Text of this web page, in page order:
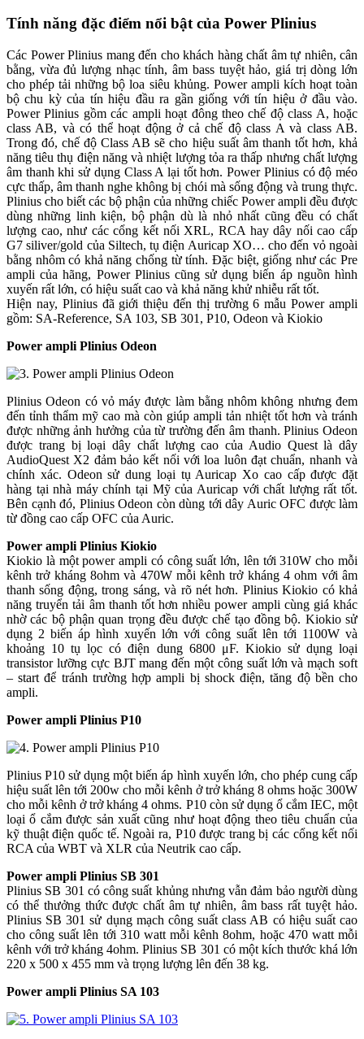
Tính năng đặc điểm nổi bật của Power Plinius
Các Power Plinius mang đến cho khách hàng chất âm tự nhiên, cân
bằng, vừa đủ lượng nhạc tính, âm bass tuyệt hảo, giá trị dòng lớn
cho phép tải những bộ loa siêu khủng. Power ampli kích hoạt toàn
bộ chu kỳ của tín hiệu đầu ra gần giống với tín hiệu ở đầu vào.
Power Plinius gồm các ampli hoạt đông theo chế độ class A, hoặc
class AB, và có thể hoạt động ở cả chế độ class A và class AB.
Trong đó, chế độ Class AB sẽ cho hiệu suất âm thanh tốt hơn, khả
năng tiêu thụ điện năng và nhiệt lượng tỏa ra thấp nhưng chất lượng
âm thanh khi sử dụng Class A lại tốt hơn. Power Plinius có độ méo
cực thấp, âm thanh nghe không bị chói mà sống động và trung thực.
Plinius cho biết các bộ phận của những chiếc Power ampli đều được
dùng những linh kiện, bộ phận dù là nhỏ nhất cũng đều có chất
lượng cao, như các cổng kết nối XRL, RCA hay dây nối cao cấp
G7 siliver/gold của Siltech, tụ điện Auricap XO… cho đến vỏ ngoài
bằng nhôm có khả năng chống từ tính. Đặc biệt, giống như các Pre
ampli của hãng, Power Plinius cũng sử dụng biến áp nguồn hình
xuyến rất lớn, có hiệu suất cao và khả năng khử nhiễu rất tốt.
Hiện nay, Plinius đã giới thiệu đến thị trường 6 mẫu Power ampli
gồm: SA-Reference, SA 103, SB 301, P10, Odeon và Kiokio
Power ampli Plinius Odeon
Plinius Odeon có vỏ máy được làm bằng nhôm không nhưng đem
đến tỉnh thẩm mỹ cao mà còn giúp ampli tản nhiệt tốt hơn và tránh
được những ảnh hưởng của từ trường đến âm thanh. Plinius Odeon
được trang bị loại dây chất lượng cao của Audio Quest là dây
AudioQuest X2 đảm bảo kết nối với loa luôn đạt chuẩn, nhanh và
chính xác. Odeon sử dung loại tụ Auricap Xo cao cấp được đặt
hàng tại nhà máy chính tại Mỹ của Auricap với chất lượng rất tốt.
Bên cạnh đó, Plinius Odeon còn dùng tới dây Auric OFC được làm
từ đồng cao cấp OFC của Auric.
Power ampli Plinius Kiokio
Kiokio là một power ampli có công suất lớn, lên tới 310W cho mỗi
kênh trở kháng 8ohm và 470W mỗi kênh trở kháng 4 ohm với âm
thanh sống động, trong sáng, và rõ nét hơn. Plinius Kiokio có khả
năng truyển tải âm thanh tốt hơn nhiều power ampli cùng giá khác
nhờ các bộ phận quan trọng đều được chế tạo đồng bộ. Kiokio sử
dụng 2 biến áp hình xuyến lớn với công suất lên tới 1100W và
khoảng 10 tụ lọc có điện dung 6800 μF. Kiokio sử dụng loại
transistor lưỡng cực BJT mang đến một công suất lớn và mạch soft
– start để tránh trường hợp ampli bị shock điện, tăng độ bền cho
ampli.
Power ampli Plinius P10
Plinius P10 sử dụng một biến áp hình xuyến lớn, cho phép cung cấp
hiệu suất lên tới 200w cho mỗi kênh ở trở kháng 8 ohms hoặc 300W
cho mỗi kênh ở trở kháng 4 ohms. P10 còn sử dụng ổ cắm IEC, một
loại ổ cắm được sản xuất cũng như hoạt động theo tiêu chuẩn của
kỹ thuật điện quốc tế. Ngoài ra, P10 được trang bị các cổng kết nối
RCA của WBT và XLR của Neutrik cao cấp.
Power ampli Plinius SB 301
Plinius SB 301 có công suất khủng nhưng vẫn đảm bảo người dùng
có thể thưởng thức được chất âm tự nhiên, âm bass rất tuyệt hảo.
Plinius SB 301 sử dụng mạch công suất class AB có hiệu suất cao
cho công suất lên tới 310 watt mỗi kênh 8ohm, hoặc 470 watt mỗi
kênh với trở kháng 4ohm. Plinius SB 301 có một kích thước khá lớn
220 x 500 x 455 mm và trọng lượng lên đến 38 kg.
Power ampli Plinius SA 103